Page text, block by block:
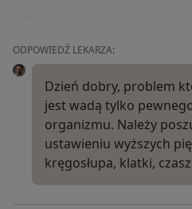
ODPOWIEDŹ LEKARZA:
Dzień dobry, problem
jest wadą tylko
organizmu. Należy
ustawieniu wyższych
kręgosłupa, klatki,